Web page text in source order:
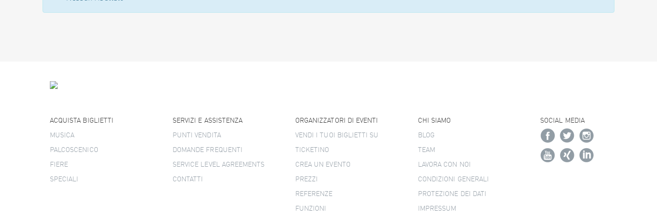
ACQUISTA BIGLIETTI
MUSICA
PALCOSCENICO
FIERE
SPECIALI
SERVIZI E ASSISTENZA
PUNTI VENDITA
DOMANDE FREQUENTI
SERVICE LEVEL AGREEMENTS
CONTATTI
ORGANIZZATORI DI EVENTI
VENDI I TUOI BIGLIETTI SU
TICKETINO
CREA UN EVENTO
PREZZI
REFERENZE
FUNZIONI
CHI SIAMO
BLOG
TEAM
LAVORA CON NOI
CONDIZIONI GENERALI
PROTEZIONE DEI DATI
IMPRESSUM
SOCIAL MEDIA